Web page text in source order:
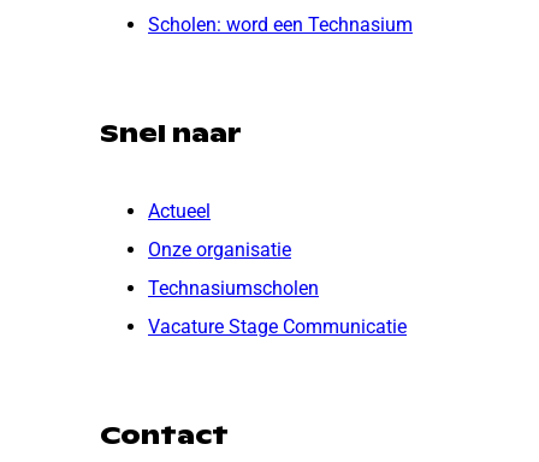
Scholen: word een Technasium
Snel naar
Actueel
Onze organisatie
Technasiumscholen
Vacature Stage Communicatie
Contact